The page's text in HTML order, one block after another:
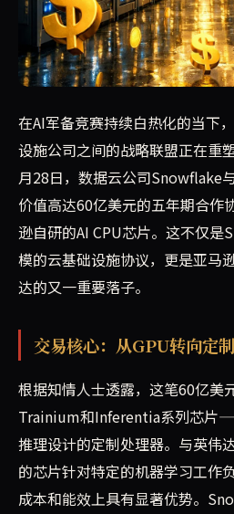
数据云巨头Snowflake与亚马逊
在AI军备竞赛持续白热化的当下
设施公司之间的战略联盟正在重
月28日，数据云公司Snowflake
价值高达60亿美元的五年期合作
逊自研的AI CPU芯片。这不仅
模的云基础设施协议，更是亚马
达的又一重要落子。
交易核心：从GPU转向定
根据知情人士透露，这笔60亿美
Trainium和Inferentia系列芯片
推理设计的定制处理器。与英伟
的芯片针对特定的机器学习工作
成本和能效上具有显著优势。